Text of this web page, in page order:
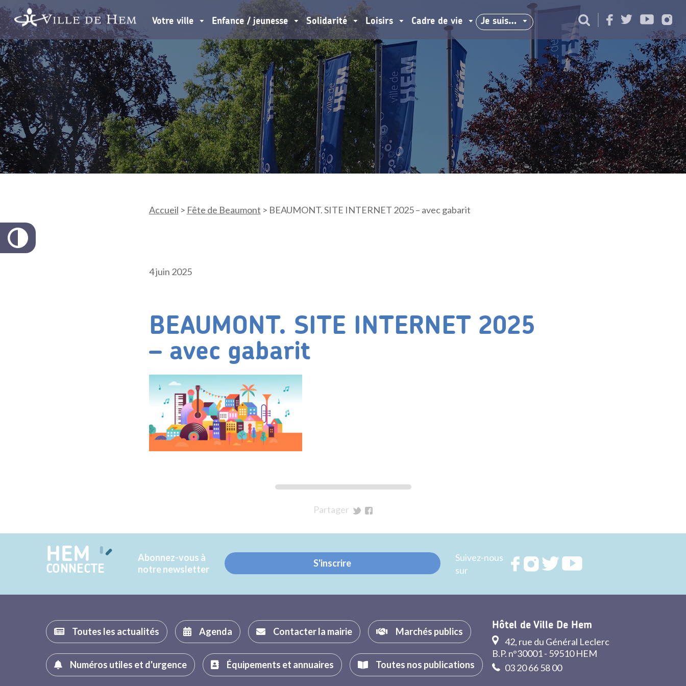
Votre ville Enfance / jeunesse Solidarité Loisirs Cadre de vie Je suis…
Accueil > Fête de Beaumont > BEAUMONT. SITE INTERNET 2025 – avec gabarit
4 juin 2025
BEAUMONT. SITE INTERNET 2025
– avec gabarit
Partager
Twitter
Facebook
HEM
CONNECTE
Abonnez-vous à
notre newsletter
S'inscrire
Suivez-nous
sur
RejoignezRejoignezRejoignez
Toutes les actualités Agenda Contacter la mairie Marchés publics
Numéros utiles et d'urgence Équipements et annuaires Toutes nos publications
Hôtel de Ville De Hem
42, rue du Général Leclerc
B.P. n°30001 - 59510 HEM
03 20 66 58 00